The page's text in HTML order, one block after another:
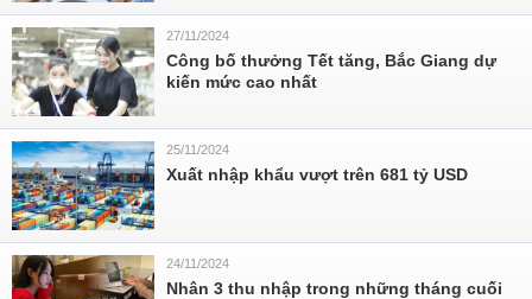
27/11/2024
Công bố thưởng Tết tăng, Bắc Giang dự
kiến mức cao nhất
25/11/2024
Xuất nhập khẩu vượt trên 681 tỷ USD
24/11/2024
Nhân 3 thu nhập trong những tháng cuối